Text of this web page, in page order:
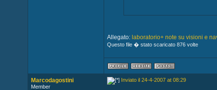
Allegato: laboratorio+ note su visioni e
Questo file � stato scaricato 876 volte
Marcodagostini
Member
Inviato il 24-4-2007 at 08:29